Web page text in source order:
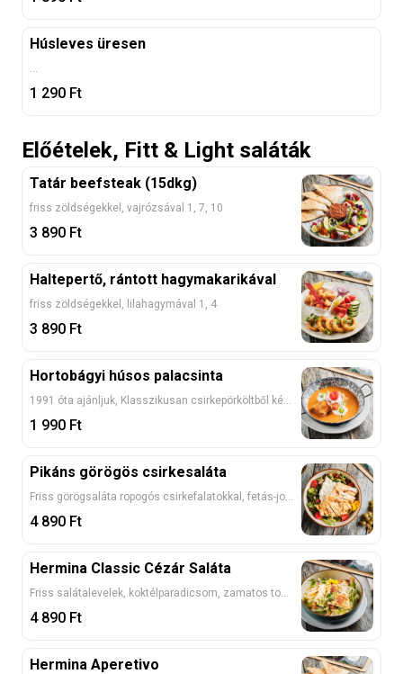
Húsleves üresen
1 290 Ft
Előételek, Fitt & Light saláták
Tatár beefsteak (15dkg)
friss zöldségekkel, vajrózsával 1, 7, 10
3 890 Ft
Haltepertő, rántott hagymakarikával
friss zöldségekkel, lilahagymával 1, 4
3 890 Ft
Hortobágyi húsos palacsinta
1 990 Ft
Pikáns görögös csirkesaláta
4 890 Ft
Hermina Classic Cézár Saláta
4 890 Ft
Hermina Aperetivo